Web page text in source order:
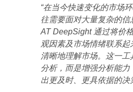
“在当今快速变化的市场
往需要面对大量复杂的信
AT DeepSight 通过将价
观因素及市场情绪联系
清晰地理解市场。这一
分析，而是增强分析能
出更及时、更具依据的决